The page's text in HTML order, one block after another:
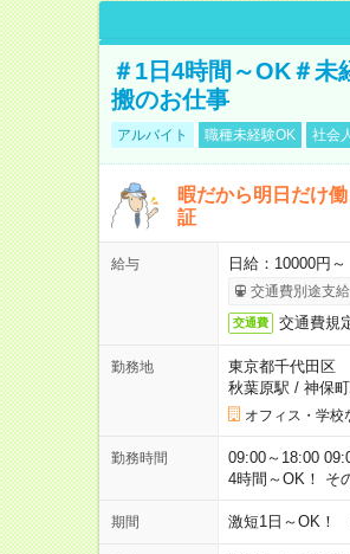
＃1日4時間～OK＃
搬のお仕事
アルバイト 職種未経験OK 社会
暇だから明日だけ
証
給与 日給：10000円
交通費別途支
交通費 交通費規
勤務地
東京都千代田区
秋葉原駅 / 神保
オフィス・学校
勤務時間
09:00～18:00
4時間～OK！ そ
期間 激短1日～OK！